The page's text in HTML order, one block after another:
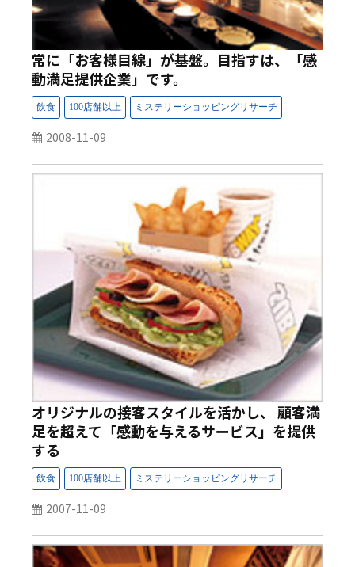
常に「お客様目線」が基盤。目指すは、「感
動満足提供企業」です。
2008-11-09
オリジナルの接客スタイルを活かし、 顧客満
足を超えて「感動を与えるサービス」を提供
する
2007-11-09